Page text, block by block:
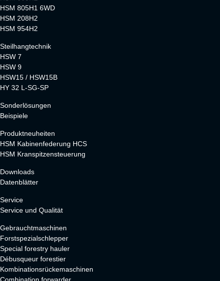
HSM 805H1 6WD
HSM 208H2
HSM 954H2
Steilhangtechnik
HSW 7
HSW 9
HSW15 / HSW15B
HY 32 L-SG-SP
Sonderlösungen
Beispiele
Produktneuheiten
HSM Kabinenfederung HCS
HSM Kranspitzensteuerung
Downloads
Datenblätter
Service
Service und Qualität
Gebrauchtmaschinen
Forstspezialschlepper
Special forestry hauler
Débusqueur forestier
Kombinationsrückemaschinen